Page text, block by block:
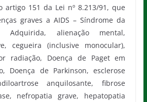
artigo 151 da Lei nº 8.213/91, que
graves a AIDS – Síndrome da
Adquirida, alienação mental,
cegueira (inclusive monocular),
radiação, Doença de Paget em
Doença de Parkinson, esclerose
anquilosante, fibrose
nefropatia grave, hepatopatia